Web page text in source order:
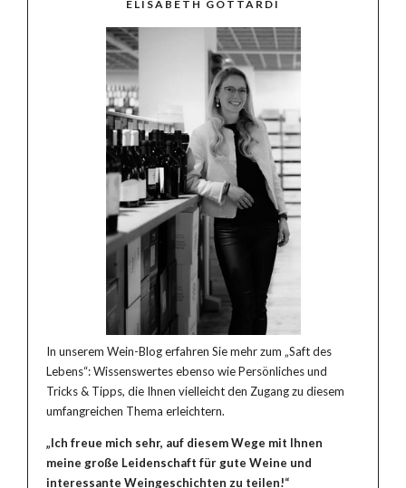
ELISABETH GOTTARDI
In unserem Wein-Blog erfahren Sie mehr zum „Saft des
Lebens“: Wissenswertes ebenso wie Persönliches und
Tricks & Tipps, die Ihnen vielleicht den Zugang zu diesem
umfangreichen Thema erleichtern.
„Ich freue mich sehr, auf diesem Wege mit Ihnen
meine große Leidenschaft für gute Weine und
interessante Weingeschichten zu teilen!“